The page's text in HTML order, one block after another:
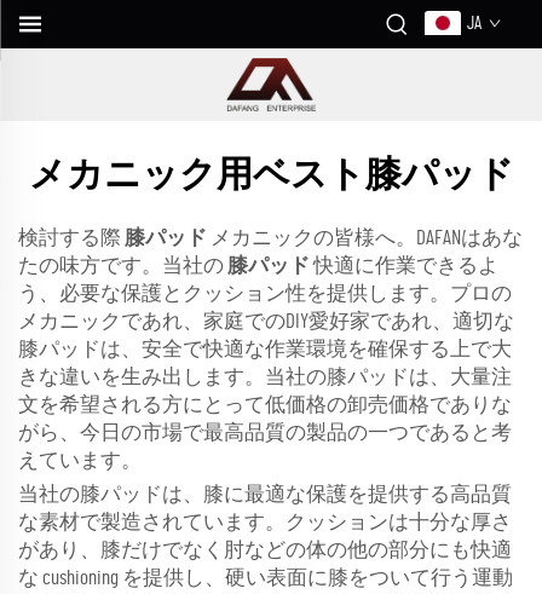
JA
メカニック用ベスト膝パッド
検討する際 膝パッド メカニックの皆様へ。DAFANはあな
たの味方です。当社の 膝パッド快適に作業できるよ
う、必要な保護とクッション性を提供します。プロの
メカニックであれ、家庭でのDIY愛好家であれ、適切な
膝パッドは、安全で快適な作業環境を確保する上で大
きな違いを生み出します。当社の膝パッドは、大量注
文を希望される方にとって低価格の卸売価格でありな
がら、今日の市場で最高品質の製品の一つであると考
えています。
当社の膝パッドは、膝に最適な保護を提供する高品質
な素材で製造されています。クッションは十分な厚さ
があり、膝だけでなく肘などの体の他の部分にも快適
な cushioning を提供し、硬い表面に膝をついて行う運動